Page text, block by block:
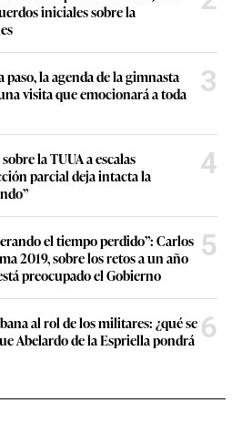
iniciales sobre la
la agenda de la gimnasta
visita que emocionará a toda
3
la TUUA a escalas
parcial deja intacta la
4
el tiempo perdido”: Carlos
2019, sobre los retos a un año
preocupado el Gobierno
5
al rol de los militares: ¿qué se
Abelardo de la Espriella pondrá 6